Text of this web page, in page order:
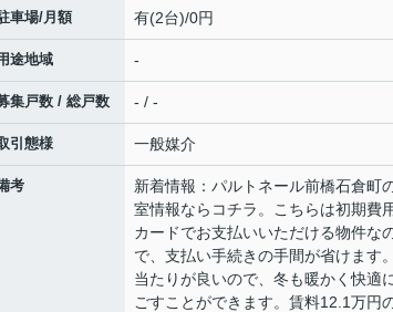
車場/月額 有(2台)/0円
途地域 -
集戸数 / 総戸数 - / -
引態様 一般媒介
考
新着情報：パルトネール前橋石倉町
室情報ならコチラ。こちらは初期費
カードでお支払いいただける物件な
で、支払い手続きの手間が省けます
当たりが良いので、冬も暖かく快適
ごすことができます。賃料12.1万円